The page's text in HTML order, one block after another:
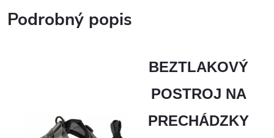
Podrobný popis
BEZTLAKOVÝ
POSTROJ NA
PRECHÁDZKY